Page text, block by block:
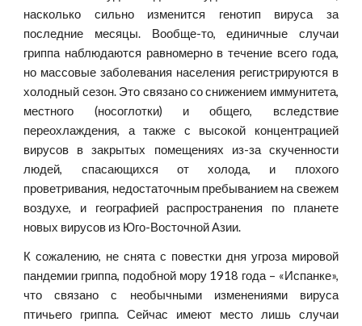
насколько сильно изменится генотип вируса за
последние месяцы. Вообще-то, единичные случаи
гриппа наблюдаются равномерно в течение всего года,
но массовые заболевания населения регистрируются в
холодный сезон. Это связано со снижением иммунитета,
местного (носоглотки) и общего, вследствие
переохлаждения, а также с высокой концентрацией
вирусов в закрытых помещениях из-за скученности
людей, спасающихся от холода, и плохого
проветривания, недостаточным пребыванием на свежем
воздухе, и географией распространения по планете
новых вирусов из Юго-Восточной Азии.
К сожалению, не снята с повестки дня угроза мировой
пандемии гриппа, подобной мору 1918 года – «Испанке»,
что связано с необычными изменениями вируса
птичьего гриппа. Сейчас имеют место лишь случаи